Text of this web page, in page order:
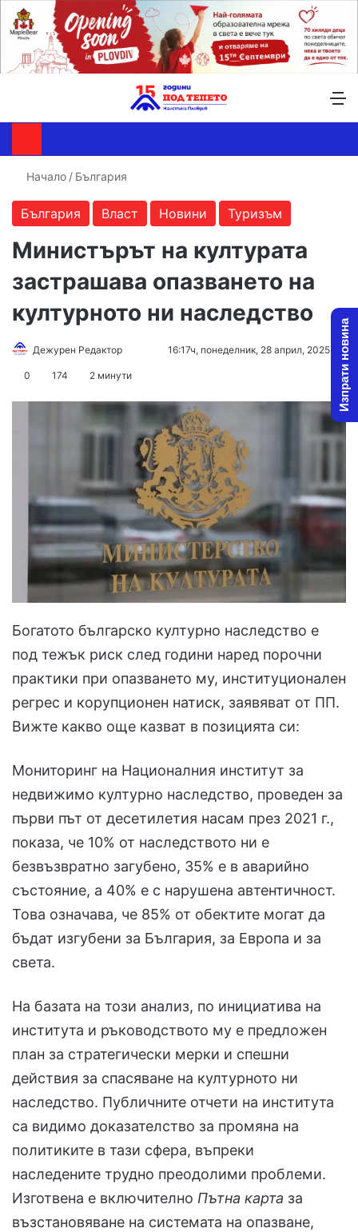
Начало / България
България Власт Новини Туризъм
Министърът на културата
застрашава опазването на
културното ни наследство
Дежурен Редактор
Send16:17ч, понеделник, 28 април, 2025
0 174 2 минути
Богатото българско културно наследство е
под тежък риск след години наред порочни
практики при опазването му, институционален
регрес и корупционен натиск, заявяват от ПП.
Вижте какво още казват в позицията си:
Мониторинг на Националния институт за
недвижимо културно наследство, проведен за
първи път от десетилетия насам през 2021 г.,
показа, че 10% от наследството ни е
безвъзвратно загубено, 35% е в аварийно
състояние, а 40% е с нарушена автентичност.
Това означава, че 85% от обектите могат да
бъдат изгубени за България, за Европа и за
света.
На базата на този анализ, по инициатива на
института и ръководството му е предложен
план за стратегически мерки и спешни
действия за спасяване на културното ни
наследство. Публичните отчети на института
са видимо доказателство за промяна на
политиките в тази сфера, въпреки
наследените трудно преодолими проблеми.
Изготвена е включително Пътна карта за
възстановяване на системата на опазване,
Изпрати новина